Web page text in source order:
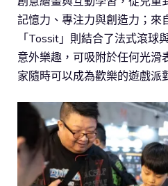
記憶力、專注力與創造力；來
「Tossit」則結合了法式滾球
意外樂趣，可吸附於任何光滑
家隨時可以成為歡樂的遊戲派